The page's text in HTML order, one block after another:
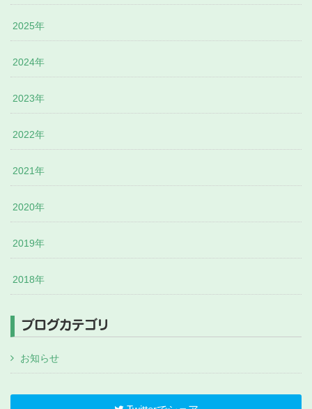
2025年
2024年
2023年
2022年
2021年
2020年
2019年
2018年
ブログカテゴリ
お知らせ